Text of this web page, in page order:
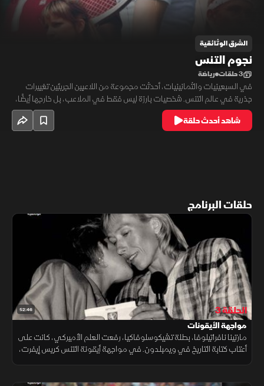
الشرق الوثائقية
نجوم التنس
3 حلقات رياضة
في السبعينيات والثمانينيات، أحدثت مجموعة من اللاعبين الجريئين تغييرات
جذرية في عالم التنس. شخصيات بارزة ليس فقط في الملاعب، بل خارجها أيضًا،
كان من أبرزهم، جون ماكنرو ومارتينا نافراتيلوفا وكريس إيفرت. لم يكنوا هؤلاء
مجرد رياضيين بل رموزًا ثقافية ونضالية في وقت كانت الرياضة تشهد تحولات
شاهد أحدث حلقة
حلقات البرنامج
52:46 الحلقة 3
مواجهة الأيقونات
مارتينا نافراتيلوفا، بطلة تشيكوسلوفاكيا، رفعت العلم الأميركي، كانت على
أعتاب كتابة التاريخ في ويمبلدون. في مواجهة أيقونة التنس كريس إيفرت،